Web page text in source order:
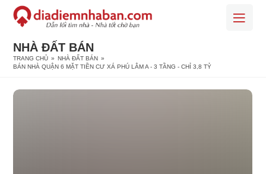
NHÀ ĐẤT BÁN
TRANG CHỦ » NHÀ ĐẤT BÁN »
BÁN NHÀ QUẬN 6 MẶT TIỀN CƯ XÁ PHÚ LÂM A - 3 TẦNG - CHỈ 3,8 TỶ